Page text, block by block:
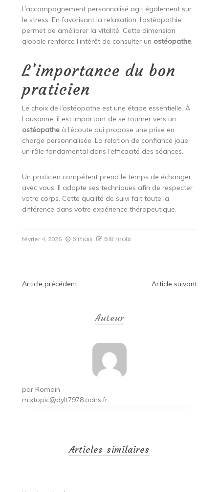
L’accompagnement personnalisé agit également sur
le stress. En favorisant la relaxation, l’ostéopathie
permet de améliorer la vitalité. Cette dimension
globale renforce l’intérêt de consulter un ostéopathe.
L’importance du bon
praticien
Le choix de l’ostéopathe est une étape essentielle. À
Lausanne, il est important de se tourner vers un
ostéopatheà l’écoute qui propose une prise en
charge personnalisée. La relation de confiance joue
un rôle fondamental dans l’efficacité des séances.
Un praticien compétent prend le temps de échanger
avec vous. Il adapte ses techniques afin de respecter
votre corps. Cette qualité de suivi fait toute la
différence dans votre expérience thérapeutique.
février 4, 2026 6 mois 618 mots
Navigation
Article précédent Article suivant
Auteur
par Romain
mixtopic@dylt7978.odns.fr
Articles similaires